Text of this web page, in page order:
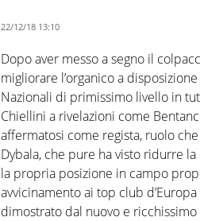
22/12/18 13:10
Dopo aver messo a segno il
migliorare l’organico a
Nazionali di primissimo livello in
Chiellini a rivelazioni come
affermatosi come regista, ruolo
Dybala, che pure ha visto ridurre
la propria posizione in campo
avvicinamento ai top club
dimostrato dal nuovo e